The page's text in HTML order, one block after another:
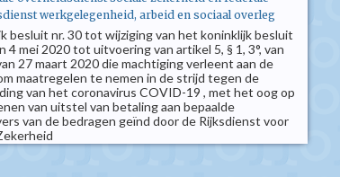
werkgelegenheid, arbeid en sociaal overleg
besluit nr. 30 tot wijziging van het koninklijk besluit
4 mei 2020 tot uitvoering van artikel 5, § 1, 3°, van
27 maart 2020 die machtiging verleent aan de
maatregelen te nemen in de strijd tegen de
van het coronavirus COVID-19 , met het oog op
van uitstel van betaling aan bepaalde
van de bedragen geïnd door de Rijksdienst voor